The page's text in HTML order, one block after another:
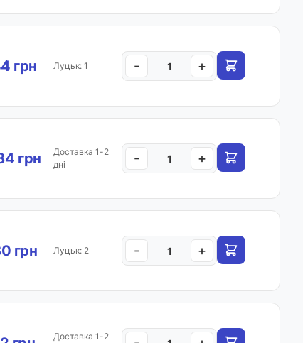
грн Луцьк: 1 - +
грн
Доставка 1-2
дні
- +
грн Луцьк: 2 - +
Доставка 1-2